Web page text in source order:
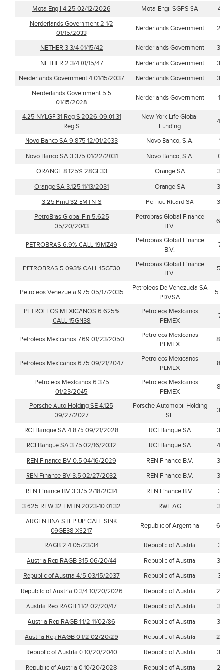
Mota Engil 4.25 02/12/2026
Mota-Engil SGPS SA
Nerderlands Government 2 1/2
01/15/2033
Nerderlands Government
NETHER 3 3/4 01/15/42 Nerderlands Government
NETHER 2 3/4 01/15/47
Nerderlands Government
Nerderlands Government 4 01/15/2037
Nerderlands Government
Nerderlands Government 5.5
01/15/2028
Nerderlands Government
4.25 NYLGF 31 Reg S 2026-09.01.31
Reg S
New York Life Global
Funding
Novo Banco SA 9.875 12/01/2033 Novo Banco, S.A.
-
Novo Banco SA 3.375 01/22/2031
Novo Banco, S.A.
ORANGE 8.125% 28GE33
Orange SA
Orange SA 3.125 11/13/2031
Orange SA
3.25 Prnd 32 EMTN-S
Pernod Ricard SA
PetroBras Global Fin 5.625
05/20/2043
Petrobras Global Finance
B.V.
PETROBRAS 6.9% CALL 19MZ49
Petrobras Global Finance
B.V.
PETROBRAS 5.093% CALL 15GE30
Petrobras Global Finance
B.V.
Petroleos Venezuela 9.75 05/17/2035
Petroleos De Venezuela SA
PDVSA
PETROLEOS MEXICANOS 6.625%
CALL 15GN38
Petroleos Mexicanos
PEMEX
Petroleos Mexicanos 7.69 01/23/2050
Petroleos Mexicanos
PEMEX
Petroleos Mexicanos 6.75 09/21/2047
Petroleos Mexicanos
PEMEX
Petroleos Mexicanos 6.375
01/23/2045
Petroleos Mexicanos
PEMEX
Porsche Auto Holding SE 4.125
09/27/2027
Porsche Automobil Holding
SE
RCI Banque SA 4.875 09/21/2028 RCI Banque SA
RCI Banque SA 3.75 02/16/2032
RCI Banque SA
REN Finance BV 0.5 04/16/2029
REN Finance B.V.
REN Finance BV 3.5 02/27/2032
REN Finance B.V.
REN Finance BV 3.375 2/18/2034
REN Finance B.V.
3.625 REW 32 EMTN 2023-10.01.32
RWE AG
ARGENTINA STEP UP CALL SINK
09GE38-XS217
Republic of Argentina
RAGB 2.4 05/23/34 Republic of Austria
Austria Rep RAGB 3.15 06/20/44
Republic of Austria
Republic of Austria 4.15 03/15/2037
Republic of Austria
Republic of Austria 0 3/4 10/20/2026
Republic of Austria
Austria Rep RAGB 1 1/2 02/20/47
Republic of Austria
Austria Rep RAGB 1 1/2 11/02/86
Republic of Austria
Austria Rep RAGB 0 1/2 02/20/29
Republic of Austria
Republic of Austria 0 10/20/2040
Republic of Austria
Republic of Austria 0 10/20/2028
Republic of Austria